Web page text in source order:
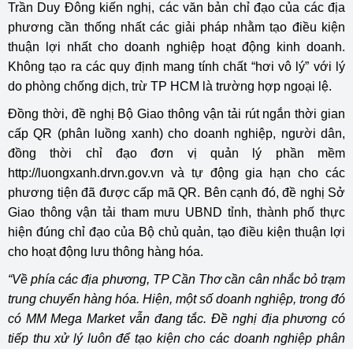
Trần Duy Đông kiến nghị, các văn bản chỉ đạo của các địa
phương cần thống nhất các giải pháp nhằm tạo điều kiện
thuận lợi nhất cho doanh nghiệp hoạt động kinh doanh.
Không tạo ra các quy định mang tính chất “hơi vô lý” với lý
do phòng chống dịch, trừ TP HCM là trường hợp ngoại lệ.
Đồng thời, đề nghị Bộ Giao thông vận tải rút ngắn thời gian
cấp QR (phân luồng xanh) cho doanh nghiệp, người dân,
đồng thời chỉ đạo đơn vị quản lý phần mềm
http://luongxanh.drvn.gov.vn và tự động gia hạn cho các
phương tiện đã được cấp mã QR. Bên cạnh đó, đề nghị Sở
Giao thông vận tải tham mưu UBND tỉnh, thành phố thực
hiện đúng chỉ đạo của Bộ chủ quản, tạo điều kiện thuận lợi
cho hoạt động lưu thông hàng hóa.
“Về phía các địa phương, TP Cần Thơ cần cân nhắc bỏ trạm
trung chuyển hàng hóa. Hiện, một số doanh nghiệp, trong đó
có MM Mega Market vẫn đang tắc. Đề nghị địa phương có
tiếp thu xử lý luôn để tạo kiện cho các doanh nghiệp phân